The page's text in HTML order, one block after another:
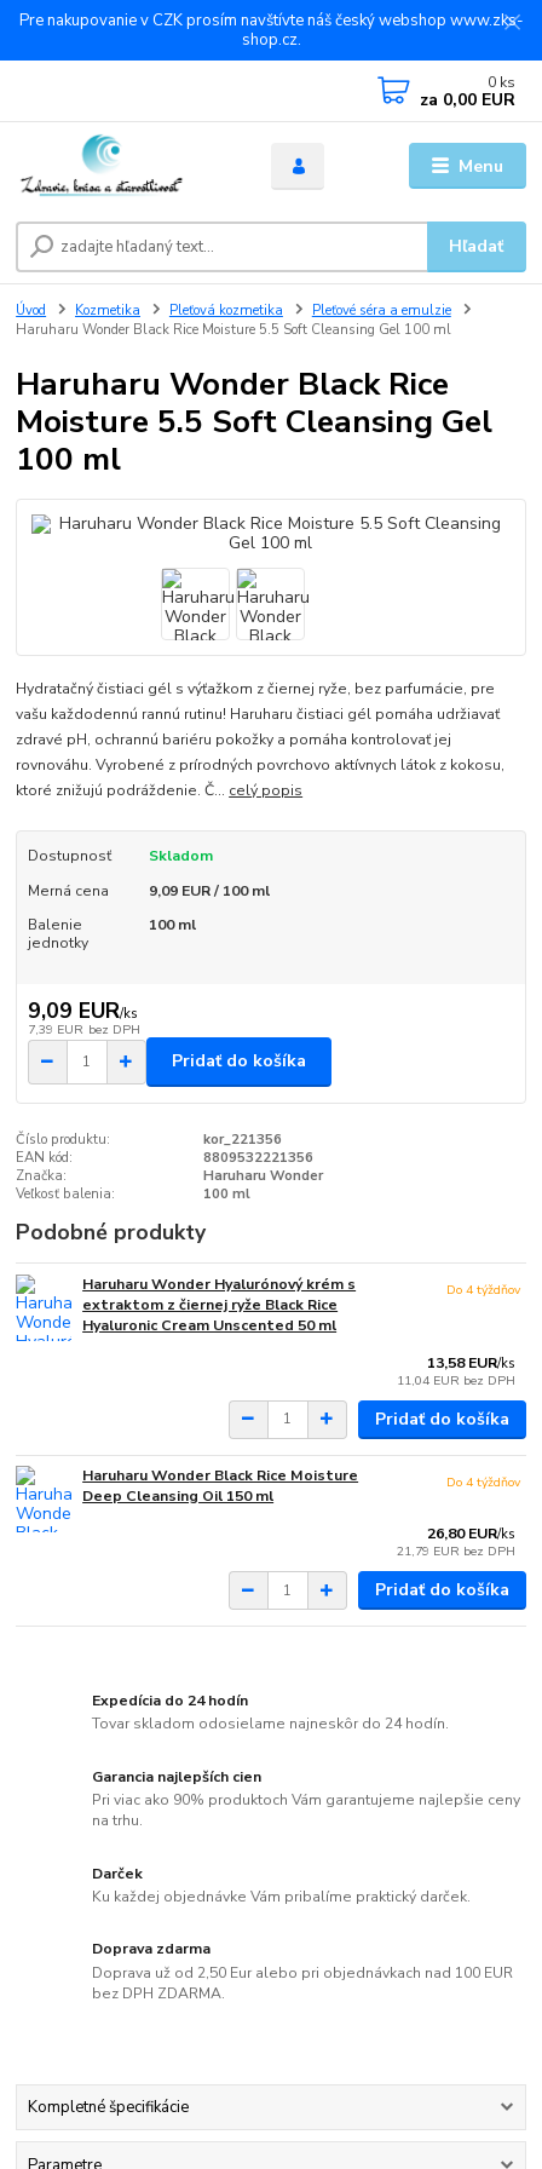
Pre nakupovanie v CZK prosím navštívte náš český webshop www.zks-
shop.cz.
Menu
Hľadať
0 ks
za 0,00 EUR
Úvod Kozmetika Pleťová kozmetika
Pleťové séra a emulzie
Haruharu Wonder Black Rice Moisture 5.5 Soft Cleansing Gel 100 ml
Haruharu Wonder Black Rice
Moisture 5.5 Soft Cleansing Gel
100 ml
Hydratačný čistiaci gél s výťažkom z čiernej ryže, bez parfumácie, pre
vašu každodennú rannú rutinu! Haruharu čistiaci gél pomáha udržiavať
zdravé pH, ochrannú bariéru pokožky a pomáha kontrolovať jej
rovnováhu. Vyrobené z prírodných povrchovo aktívnych látok z kokosu,
ktoré znižujú podráždenie. Č... celý popis
Dostupnosť
Skladom
Merná cena
9,09 EUR / 100 ml
Balenie
jednotky
100 ml
9,09 EUR/ks
7,39 EUR bez DPH
Pridať do košíka
Číslo produktu:
kor_221356
EAN kód:
8809532221356
Značka:
Haruharu Wonder
Veľkosť balenia:
100 ml
Podobné produkty
Haruharu Wonder Hyalurónový krém s
extraktom z čiernej ryže Black Rice
Hyaluronic Cream Unscented 50 ml
13,58 EUR/ks
11,04 EUR bez DPH
Do 4 týždňov
Pridať do košíka
Haruharu Wonder Black Rice Moisture
Deep Cleansing Oil 150 ml
26,80 EUR/ks
21,79 EUR bez DPH
Do 4 týždňov
Pridať do košíka
Expedícia do 24 hodín
Tovar skladom odosielame najneskôr do 24 hodín.
Garancia najlepších cien
Pri viac ako 90% produktoch Vám garantujeme najlepšie ceny
na trhu.
Darček
Ku každej objednávke Vám pribalíme praktický darček.
Doprava zdarma
Doprava už od 2,50 Eur alebo pri objednávkach nad 100 EUR
bez DPH ZDARMA.
Kompletné špecifikácie